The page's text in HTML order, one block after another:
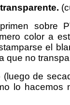
sobre
color a
el
que no
(luego de
lo hacemos